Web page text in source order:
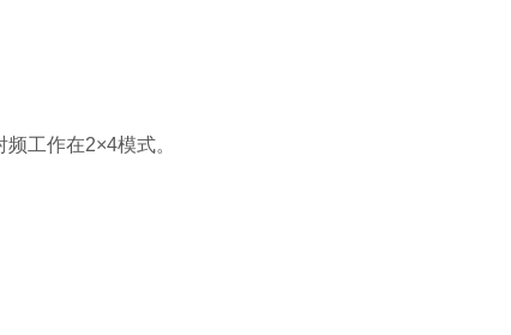
工作在2×4模式。